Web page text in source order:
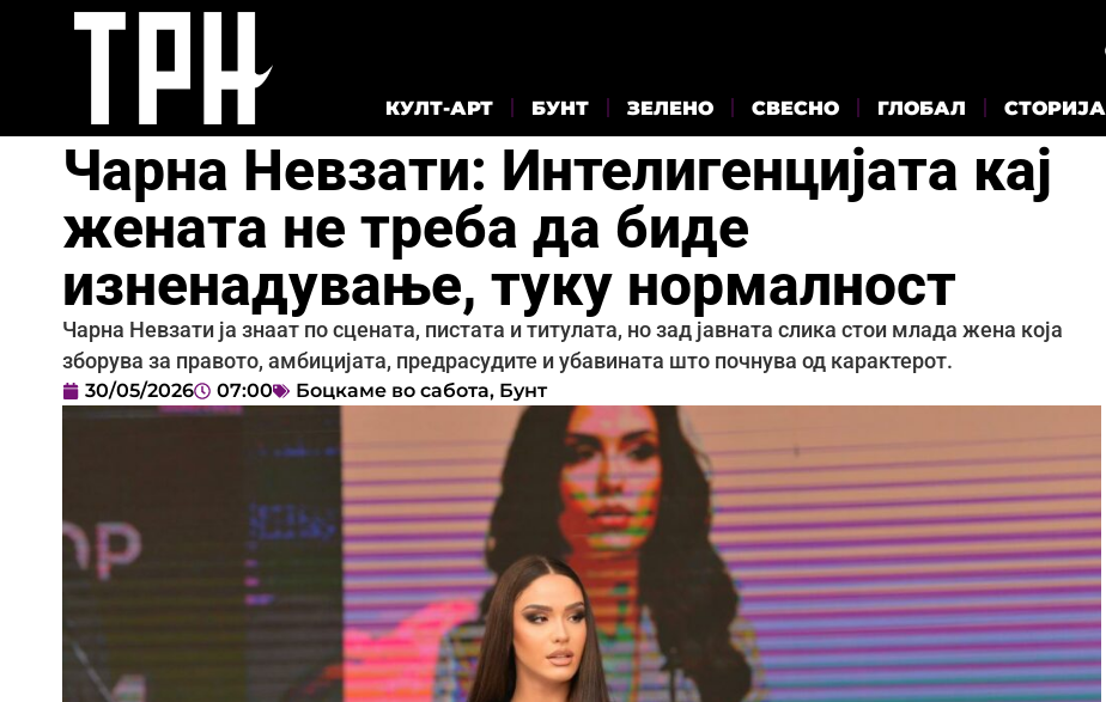
КУЛТ-АРТ БУНТ ЗЕЛЕНО СВЕСНО ГЛОБАЛ СТОРИЈА
Чарна Невзати: Интелигенцијата кај
жената не треба да биде
изненадување, туку нормалност
Чарна Невзати ја знаат по сцената, пистата и титулата, но зад јавната слика стои млада жена која
зборува за правото, амбицијата, предрасудите и убавината што почнува од карактерот.
30/05/2026 07:00 Боцкаме во сабота, Бунт